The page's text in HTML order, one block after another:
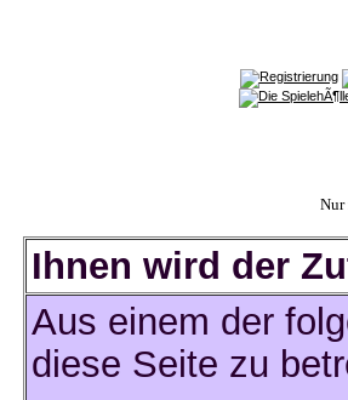
Nur
Ihnen wird der
Aus einem der
diese Seite zu